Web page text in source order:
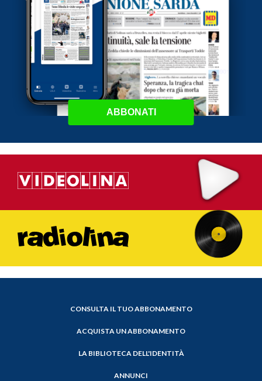
ABBONATI
CONSULTA IL TUO ABBONAMENTO
ACQUISTA UN ABBONAMENTO
LA BIBLIOTECA DELL'IDENTITÀ
ANNUNCI